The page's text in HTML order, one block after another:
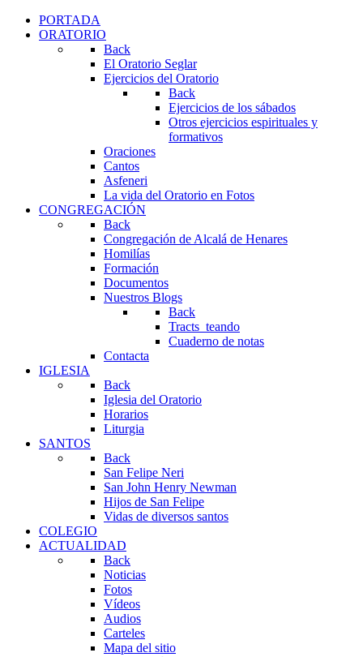
PORTADA
ORATORIO
Back
El Oratorio Seglar
Ejercicios del Oratorio
Back
Ejercicios de los sábados
Otros ejercicios espirituales y
formativos
Oraciones
Cantos
Asfeneri
La vida del Oratorio en Fotos
CONGREGACIÓN
Back
Congregación de Alcalá de Henares
Homilías
Formación
Documentos
Nuestros Blogs
Back
Tracts_teando
Cuaderno de notas
Contacta
IGLESIA
Back
Iglesia del Oratorio
Horarios
Liturgia
SANTOS
Back
San Felipe Neri
San John Henry Newman
Hijos de San Felipe
Vidas de diversos santos
COLEGIO
ACTUALIDAD
Back
Noticias
Fotos
Vídeos
Audios
Carteles
Mapa del sitio